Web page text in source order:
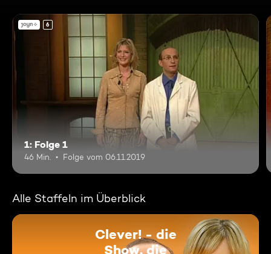
6
1: Folge 1
46 Min. Folge vom 06.11.2019
Alle Staffeln im Überblick
Clever! - die
Show, die